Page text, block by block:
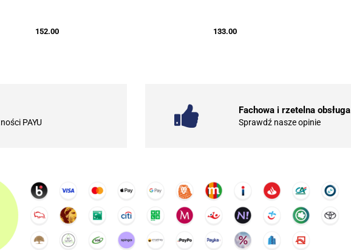
152.00 133.00
PAYU
Fachowa i rzetelna obsługa
Sprawdź nasze opinie